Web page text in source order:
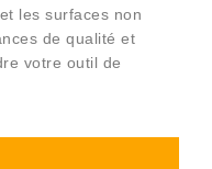
les surfaces non
de qualité et
votre outil de